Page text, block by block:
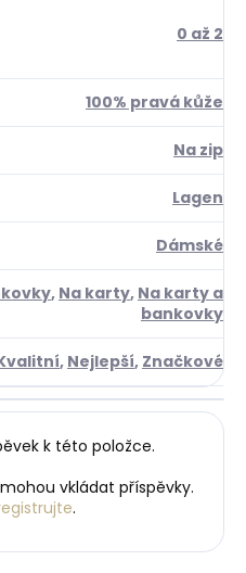
0 až 2
100% pravá kůže
Na zip
Lagen
Dámské
, Na karty, Na karty a
bankovky
, Nejlepší, Značkové
k této položce.
vkládat příspěvky.
.